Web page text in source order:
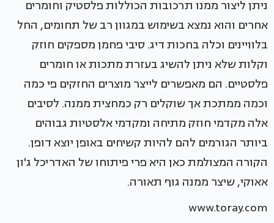
ניתן ליצור ממנו תרכובות הכוללות פלסטיק וחומרים
אחרים והוא נמצא בשימוש במגוון רב של תחומים, החל
בלוויינים וכלה בחכות דיג. סיבי פחמן מספקים חוזק
וקלות שלא ניתן להשיג בעזרת מתכות או חומרים
פלסטיים. הם מאפשרים לייצר מוצרים החזקים פי כמה
וכמה ממתכת אך שוקלים רק כמחצית ממנה. לסיבים
אלה מקדמי חוזק מתיחה ומקדמי אלסטיות גבוהים
ביותר הגורמים להם להיות קשיחים באופן יוצא דופן.
הקורה המצולמת כאן היא פרי פיתוחו של האדריכל ג'ון
אאוקי, שיצר ממנה גוף תאורה.
www.toray.com